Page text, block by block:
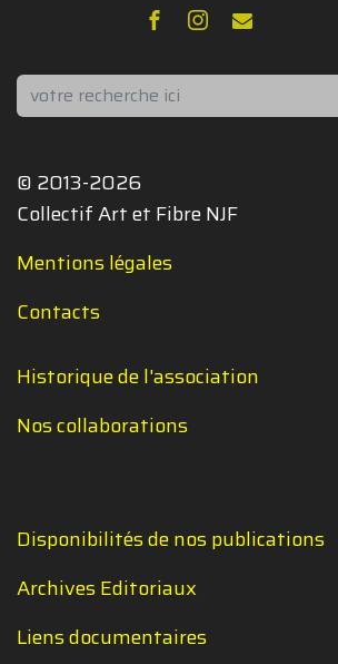
Rechercher
© 2013-2026
Collectif Art et Fibre NJF
Mentions légales
Contacts
Historique de l'association
Nos collaborations
Disponibilités de nos publications
Archives Editoriaux
Liens documentaires